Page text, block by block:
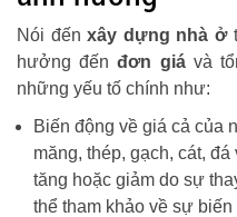
Nói đếnxây dựng nhà ở
hưởng đến đơn giávà
những yếu tố chính như:
Biến động về giá cả của
măng, thép, gạch, cát,
tăng hoặc giảm do sự
thể tham khảo về sự